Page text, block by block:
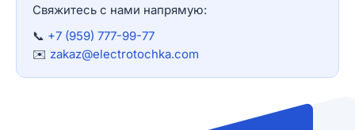
Свяжитесь с нами напрямую:
📞 +7 (959) 777-99-77
✉️ zakaz@electrotochka.com